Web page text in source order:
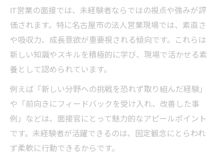
IT営業の面接では、未経験者ならではの視点や強みが評
価されます。特に名古屋市の法人営業現場では、素直さ
や吸収力、成長意欲が重要視される傾向です。これらは
新しい知識やスキルを積極的に学び、現場で活かせる素
養として認められています。
例えば「新しい分野への挑戦を恐れず取り組んだ経験」
や「前向きにフィードバックを受け入れ、改善した事
例」などは、面接官にとって魅力的なアピールポイント
です。未経験者が活躍できるのは、固定観念にとらわれ
ず柔軟に行動できるからです。